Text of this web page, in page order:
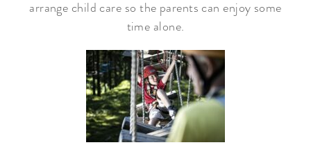
arrange child care so the parents can enjoy some
time alone.